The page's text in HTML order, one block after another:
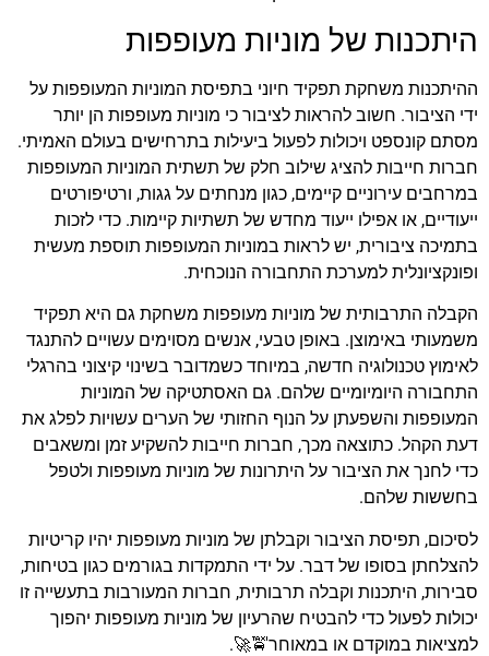
היתכנות של מוניות מעופפות
ההיתכנות משחקת תפקיד חיוני בתפיסת המוניות המעופפות על
ידי הציבור. חשוב להראות לציבור כי מוניות מעופפות הן יותר
מסתם קונספט ויכולות לפעול ביעילות בתרחישים בעולם האמיתי.
חברות חייבות להציג שילוב חלק של תשתית המוניות המעופפות
במרחבים עירוניים קיימים, כגון מנחתים על גגות, ורטיפורטים
ייעודיים, או אפילו ייעוד מחדש של תשתיות קיימות. כדי לזכות
בתמיכה ציבורית, יש לראות במוניות המעופפות תוספת מעשית
ופונקציונלית למערכת התחבורה הנוכחית.
הקבלה התרבותית של מוניות מעופפות משחקת גם היא תפקיד
משמעותי באימוצן. באופן טבעי, אנשים מסוימים עשויים להתנגד
לאימוץ טכנולוגיה חדשה, במיוחד כשמדובר בשינוי קיצוני בהרגלי
התחבורה היומיומיים שלהם. גם האסתטיקה של המוניות
המעופפות והשפעתן על הנוף החזותי של הערים עשויות לפלג את
דעת הקהל. כתוצאה מכך, חברות חייבות להשקיע זמן ומשאבים
כדי לחנך את הציבור על היתרונות של מוניות מעופפות ולטפל
בחששות שלהם.
לסיכום, תפיסת הציבור וקבלתן של מוניות מעופפות יהיו קריטיות
להצלחתן בסופו של דבר. על ידי התמקדות בגורמים כגון בטיחות,
סבירות, היתכנות וקבלה תרבותית, חברות המעורבות בתעשייה זו
יכולות לפעול כדי להבטיח שהרעיון של מוניות מעופפות יהפוך
למציאות במוקדם או במאוחר🚖🚀.